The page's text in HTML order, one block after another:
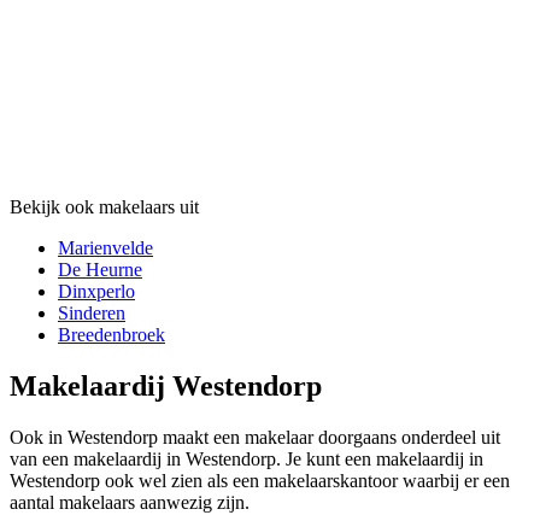
Bekijk ook makelaars uit
Marienvelde
De Heurne
Dinxperlo
Sinderen
Breedenbroek
Makelaardij Westendorp
Ook in Westendorp maakt een makelaar doorgaans onderdeel uit
van een makelaardij in Westendorp. Je kunt een makelaardij in
Westendorp ook wel zien als een makelaarskantoor waarbij er een
aantal makelaars aanwezig zijn.